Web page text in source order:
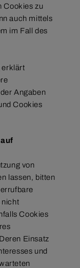
Cookies zu
auch mittels
im Fall des
erklärt
Angaben
Cookies
von
lassen, bitten
nicht
Cookies
Einsatz
und